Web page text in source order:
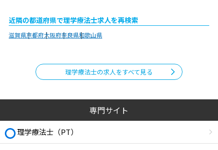
近隣の都道府県で理学療法士求人を再検索
滋賀県京都府大阪府奈良県和歌山県
理学療法士の求人をすべて見る
専門サイト
理学療法士（PT）